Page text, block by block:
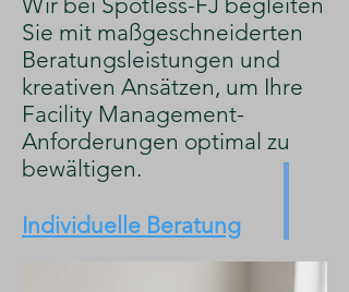
Sie mit maßgeschneiderten
Beratungsleistungen und
kreativen Ansätzen, um Ihre
Facility Management-
Anforderungen optimal zu
bewältigen.
Individuelle Beratung